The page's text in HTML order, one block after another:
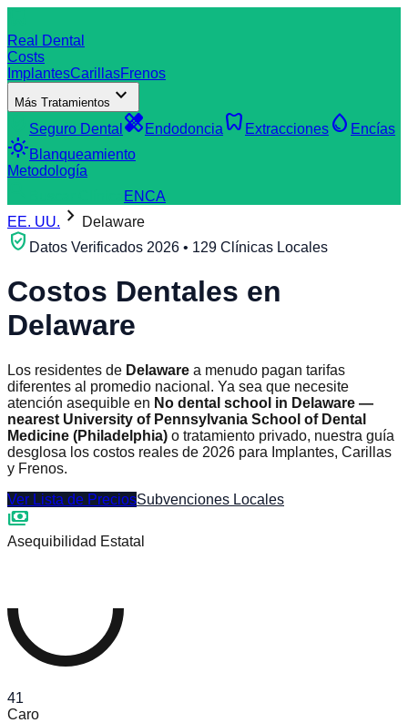
Real Dental
Costs
ImplantesCarillasFrenos
Más Tratamientos expand_more
Seguro Dental healing Endodoncia dentistry Extracciones water_drop Encías
light_modeBlanqueamiento
Metodología
ENCA
EE. UU. chevron_right Delaware
verified_user Datos Verificados 2026 • 129 Clínicas Locales
Costos Dentales en
Delaware
Los residentes de Delaware a menudo pagan tarifas
diferentes al promedio nacional. Ya sea que necesite
atención asequible en No dental school in Delaware —
nearest University of Pennsylvania School of Dental
Medicine (Philadelphia) o tratamiento privado, nuestra guía
desglosa los costos reales de 2026 para Implantes, Carillas
y Frenos.
Ver Lista de PreciosSubvenciones Locales
payments
Asequibilidad Estatal
41
Caro